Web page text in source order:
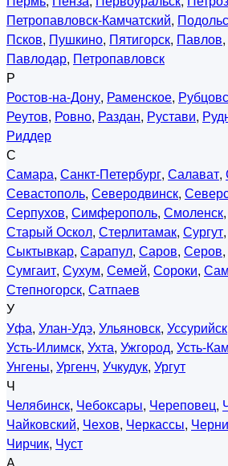
Петропавловск-Камчатский,
Псков, Пушкино, Пятигорск, Павлов,
Павлодар, Петропавловск
Р
Ростов-на-Дону, Раменское,
Реутов, Ровно, Раздан, Рустави,
Риддер
С
Самара, Санкт-Петербург, Салават,
Севастополь, Северодвинск,
Серпухов, Симферополь, Смоленск,
Старый Оскол, Стерлитамак, Сургут,
Сыктывкар, Сарапул, Саров, Серов,
Сумгаит, Сухум, Семей, Сороки,
Степногорск, Сатпаев
У
Уфа, Улан-Удэ, Ульяновск, Уссурийск
Усть-Илимск, Ухта, Ужгород, Усть-
Унгены, Ургенч, Учкудук, Ургут
Ч
Челябинск, Чебоксары, Череповец,
Чайковский, Чехов, Черкассы,
Чирчик, Чуст